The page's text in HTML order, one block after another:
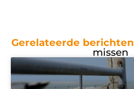
Gerelateerde berichten
missen